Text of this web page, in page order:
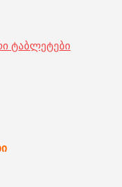
ტაბლეტები